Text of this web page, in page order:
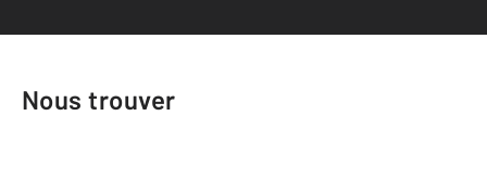
Nous trouver